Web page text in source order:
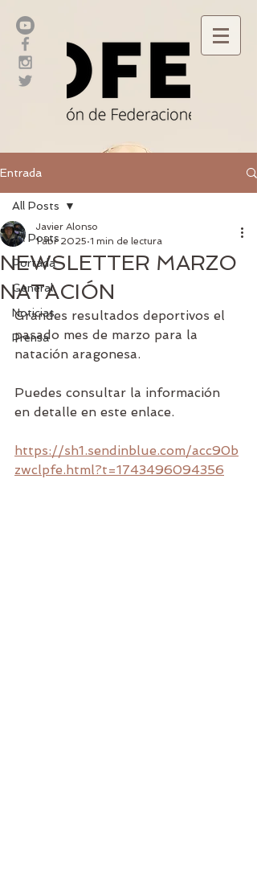
Entrada
All Posts
Portada
General
Noticias
Prensa
All Posts
NEWSLETTER MARZO
NATACIÓN
Javier Alonso
1 abr 2025 1 min de lectura
Grandes resultados deportivos el
pasado mes de marzo para la
natación aragonesa.
Puedes consultar la información
en detalle en este enlace.
https://sh1.sendinblue.com/acc90b
zwclpfe.html?t=1743496094356